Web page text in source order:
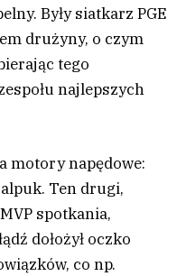
Były siatkarz PGE
drużyny, o czym
tego
najlepszych
motory napędowe:
Ten drugi,
spotkania,
dołożył oczko
co np.